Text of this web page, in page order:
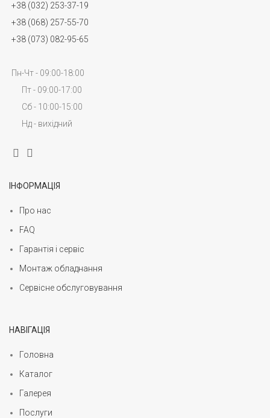
+38 (032) 253-37-19
+38 (068) 257-55-70
+38 (073) 082-95-65
Пн-Чт - 09:00-18:00
Пт - 09:00-17:00
Сб - 10:00-15:00
Нд - вихідний
ІНФОРМАЦІЯ
Про нас
FAQ
Гарантія і сервіс
Монтаж обладнання
Сервісне обслуговування
НАВІГАЦІЯ
Головна
Каталог
Галерея
Послуги